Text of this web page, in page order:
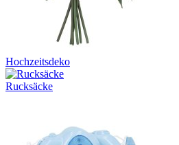
Hochzeitsdeko
Rucksäcke